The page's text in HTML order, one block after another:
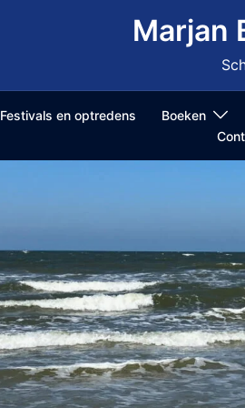
Marjan
Festivals en optredens Boeken